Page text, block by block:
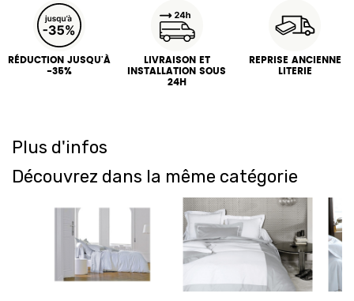
RÉDUCTION JUSQU'À
-35%
LIVRAISON ET
INSTALLATION SOUS
24H
REPRISE ANCIENNE
LITERIE
Plus d'infos
Découvrez dans la même catégorie